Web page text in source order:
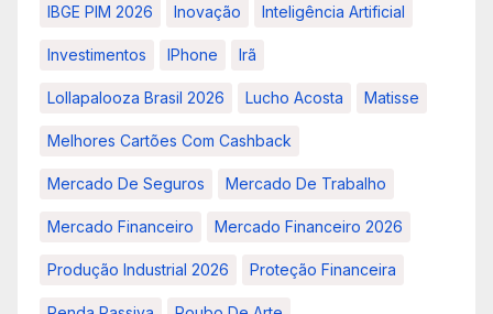
IBGE PIM 2026 Inovação Inteligência Artificial
Investimentos IPhone Irã
Lollapalooza Brasil 2026 Lucho Acosta Matisse
Melhores Cartões Com Cashback
Mercado De Seguros Mercado De Trabalho
Mercado Financeiro Mercado Financeiro 2026
Produção Industrial 2026 Proteção Financeira